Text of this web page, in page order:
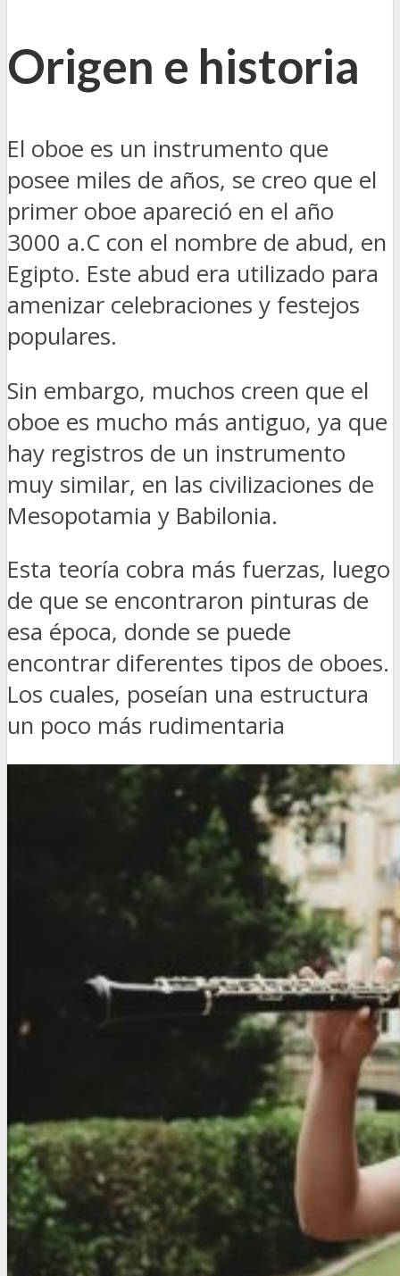
Origen e historia
El oboe es un instrumento que
posee miles de años, se creo que el
primer oboe apareció en el año
3000 a.C con el nombre de abud, en
Egipto. Este abud era utilizado para
amenizar celebraciones y festejos
populares.
Sin embargo, muchos creen que el
oboe es mucho más antiguo, ya que
hay registros de un instrumento
muy similar, en las civilizaciones de
Mesopotamia y Babilonia.
Esta teoría cobra más fuerzas, luego
de que se encontraron pinturas de
esa época, donde se puede
encontrar diferentes tipos de oboes.
Los cuales, poseían una estructura
un poco más rudimentaria